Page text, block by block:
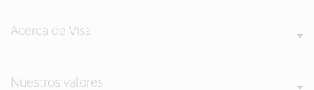
Acerca de Visa
Nuestros valores